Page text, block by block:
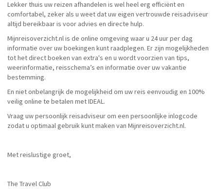
Lekker thuis uw reizen afhandelen is wel heel erg efficiënt en
comfortabel, zeker als u weet dat uw eigen vertrouwde reisadviseur
altijd bereikbaar is voor advies en directe hulp.
Mijnreisoverzicht.nl is de online omgeving waar u 24 uur per dag
informatie over uw boekingen kunt raadplegen. Er zijn mogelijkheden
tot het direct boeken van extra's en u wordt voorzien van tips,
weerinformatie, reisschema’s en informatie over uw vakantie
bestemming.
En niet onbelangrijk de mogelijkheid om uw reis eenvoudig en 100%
veilig online te betalen met IDEAL.
Vraag uw persoonlijk reisadviseur om een persoonlijke inlogcode
zodat u optimaal gebruik kunt maken van Mijnreisoverzicht.nl.
Met reislustige groet,
The Travel Club